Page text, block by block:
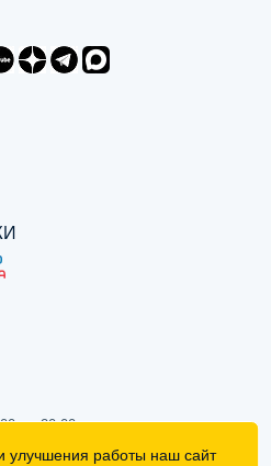
до 20:00
улучшения работы наш сайт